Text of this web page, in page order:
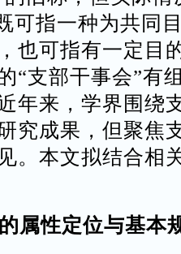
可指一种为共同
也可指有一定目
“支部干事会”有
年来，学界围绕
究成果，但聚焦
。本文拟结合相
属性定位与基本